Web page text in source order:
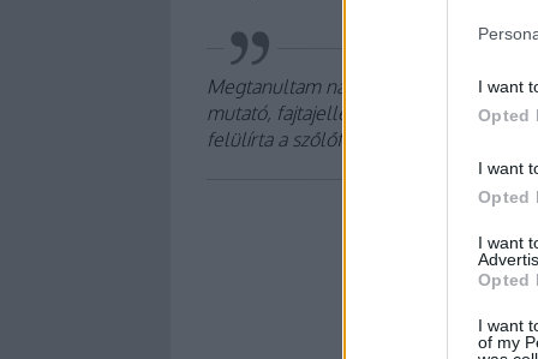
I want
Opted
I want
Opted
I want
Opted
I want
of my
Megtanultam nagyvonalúbban
mutató, fajtajelleges, karakteres
felülírta a szőlőfajta és a termőhely